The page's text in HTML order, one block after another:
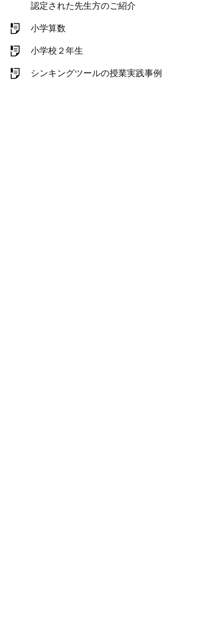
認定された先生方のご紹介
小学算数
小学校２年生
シンキングツールの授業実践事例